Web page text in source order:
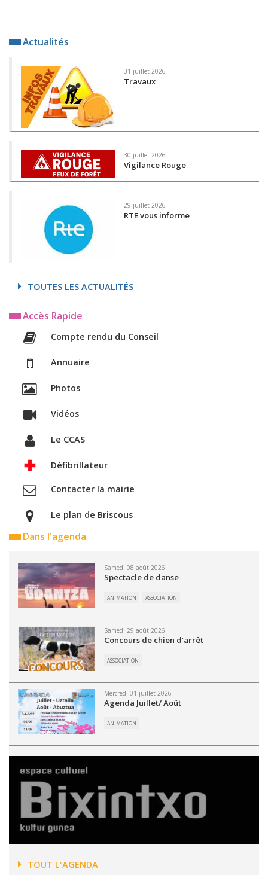
Actualités
31 juillet 2026
Travaux
30 juillet 2026
Vigilance Rouge
29 juillet 2026
RTE vous informe
TOUTES LES ACTUALITÉS
Accès Rapide
Compte rendu du Conseil
Annuaire
Photos
Vidéos
Le CCAS
Défibrillateur
Contacter la mairie
Le plan de Briscous
Dans l'agenda
Samedi 08 août 2026
Spectacle de danse
ANIMATION ASSOCIATION
Samedi 29 août 2026
Concours de chien d’arrêt
ASSOCIATION
Mercredi 01 juillet 2026
Agenda Juillet/ Août
ANIMATION
TOUT L'AGENDA